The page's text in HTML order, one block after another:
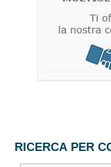
RICERCA PER